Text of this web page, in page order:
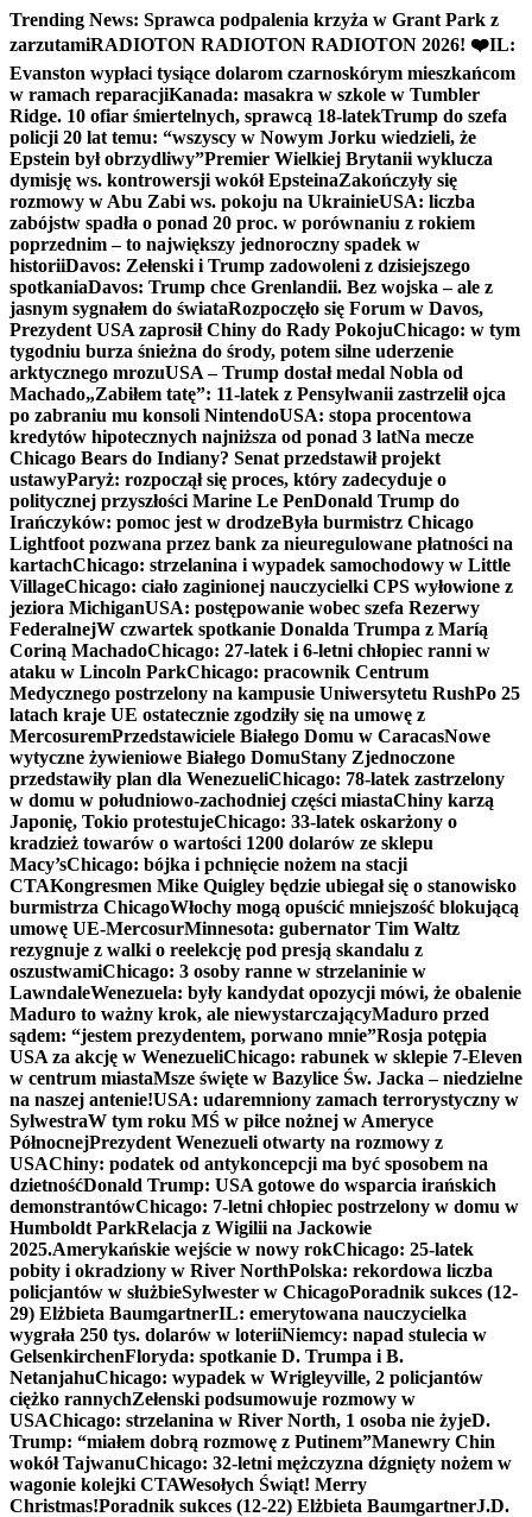
Skip
to
Trending News: Sprawca podpalenia krzyża w Grant Park z
zarzutamiRADIOTON RADIOTON RADIOTON 2026! ❤️IL:
Evanston wypłaci tysiące dolarom czarnoskórym mieszkańcom
w ramach reparacjiKanada: masakra w szkole w Tumbler
Ridge. 10 ofiar śmiertelnych, sprawcą 18-latekTrump do szefa
policji 20 lat temu: “wszyscy w Nowym Jorku wiedzieli, że
Epstein był obrzydliwy”Premier Wielkiej Brytanii wyklucza
dymisję ws. kontrowersji wokół EpsteinaZakończyły się
rozmowy w Abu Zabi ws. pokoju na UkrainieUSA: liczba
zabójstw spadła o ponad 20 proc. w porównaniu z rokiem
poprzednim – to największy jednoroczny spadek w
historiiDavos: Zełenski i Trump zadowoleni z dzisiejszego
spotkaniaDavos: Trump chce Grenlandii. Bez wojska – ale z
jasnym sygnałem do świataRozpoczęło się Forum w Davos,
Prezydent USA zaprosił Chiny do Rady PokojuChicago: w tym
tygodniu burza śnieżna do środy, potem silne uderzenie
arktycznego mrozuUSA – Trump dostał medal Nobla od
Machado„Zabiłem tatę”: 11-latek z Pensylwanii zastrzelił ojca
po zabraniu mu konsoli NintendoUSA: stopa procentowa
kredytów hipotecznych najniższa od ponad 3 latNa mecze
Chicago Bears do Indiany? Senat przedstawił projekt
ustawyParyż: rozpoczął się proces, który zadecyduje o
politycznej przyszłości Marine Le PenDonald Trump do
Irańczyków: pomoc jest w drodzeByła burmistrz Chicago
Lightfoot pozwana przez bank za nieuregulowane płatności na
kartachChicago: strzelanina i wypadek samochodowy w Little
VillageChicago: ciało zaginionej nauczycielki CPS wyłowione z
jeziora MichiganUSA: postępowanie wobec szefa Rezerwy
FederalnejW czwartek spotkanie Donalda Trumpa z Maríą
Coriną MachadoChicago: 27-latek i 6-letni chłopiec ranni w
ataku w Lincoln ParkChicago: pracownik Centrum
Medycznego postrzelony na kampusie Uniwersytetu RushPo 25
latach kraje UE ostatecznie zgodziły się na umowę z
MercosuremPrzedstawiciele Białego Domu w CaracasNowe
wytyczne żywieniowe Białego DomuStany Zjednoczone
przedstawiły plan dla WenezueliChicago: 78-latek zastrzelony
w domu w południowo-zachodniej części miastaChiny karzą
Japonię, Tokio protestujeChicago: 33-latek oskarżony o
kradzież towarów o wartości 1200 dolarów ze sklepu
Macy’sChicago: bójka i pchnięcie nożem na stacji
CTAKongresmen Mike Quigley będzie ubiegał się o stanowisko
burmistrza ChicagoWłochy mogą opuścić mniejszość blokującą
umowę UE-MercosurMinnesota: gubernator Tim Waltz
rezygnuje z walki o reelekcję pod presją skandalu z
oszustwamiChicago: 3 osoby ranne w strzelaninie w
LawndaleWenezuela: były kandydat opozycji mówi, że obalenie
Maduro to ważny krok, ale niewystarczającyMaduro przed
sądem: “jestem prezydentem, porwano mnie”Rosja potępia
USA za akcję w WenezueliChicago: rabunek w sklepie 7-Eleven
w centrum miastaMsze święte w Bazylice Św. Jacka – niedzielne
na naszej antenie!USA: udaremniony zamach terrorystyczny w
SylwestraW tym roku MŚ w piłce nożnej w Ameryce
PółnocnejPrezydent Wenezueli otwarty na rozmowy z
USAChiny: podatek od antykoncepcji ma być sposobem na
dzietnośćDonald Trump: USA gotowe do wsparcia irańskich
demonstrantówChicago: 7-letni chłopiec postrzelony w domu w
Humboldt ParkRelacja z Wigilii na Jackowie
2025.Amerykańskie wejście w nowy rokChicago: 25-latek
pobity i okradziony w River NorthPolska: rekordowa liczba
policjantów w służbieSylwester w ChicagoPoradnik sukces (12-
29) Elżbieta BaumgartnerIL: emerytowana nauczycielka
wygrała 250 tys. dolarów w loteriiNiemcy: napad stulecia w
GelsenkirchenFloryda: spotkanie D. Trumpa i B.
NetanjahuChicago: wypadek w Wrigleyville, 2 policjantów
ciężko rannychZełenski podsumowuje rozmowy w
USAChicago: strzelanina w River North, 1 osoba nie żyjeD.
Trump: “miałem dobrą rozmowę z Putinem”Manewry Chin
wokół TajwanuChicago: 32-letni mężczyzna dźgnięty nożem w
wagonie kolejki CTAWesołych Świąt! Merry
Christmas!Poradnik sukces (12-22) Elżbieta BaumgartnerJ.D.